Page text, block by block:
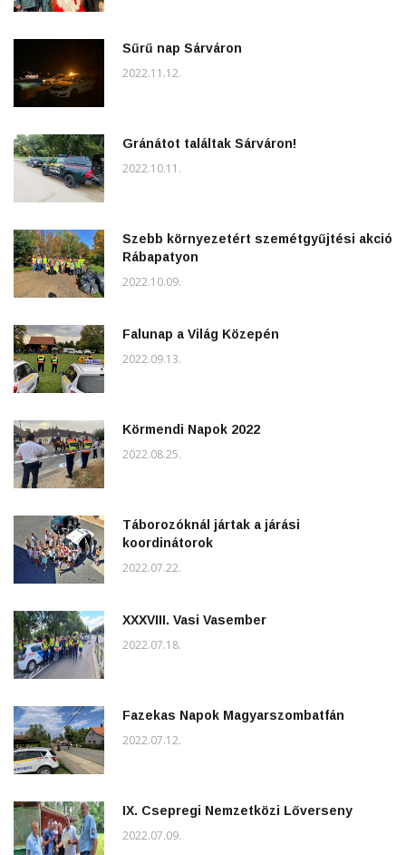
Sűrű nap Sárváron
2022.11.12.
Gránátot találtak Sárváron!
2022.10.11.
Szebb környezetért szemétgyűjtési akció
Rábapatyon
2022.10.09.
Falunap a Világ Közepén
2022.09.13.
Körmendi Napok 2022
2022.08.25.
Táborozóknál jártak a járási
koordinátorok
2022.07.22.
XXXVIII. Vasi Vasember
2022.07.18.
Fazekas Napok Magyarszombatfán
2022.07.12.
IX. Csepregi Nemzetközi Lőverseny
2022.07.09.